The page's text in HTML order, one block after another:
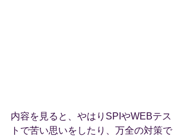
内容を見ると、やはりSPIやWEBテス
トで苦い思いをしたり、万全の対策で